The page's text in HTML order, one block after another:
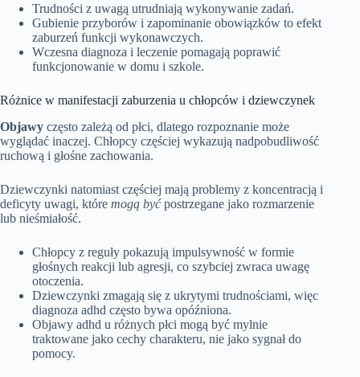
Trudności z uwagą utrudniają wykonywanie zadań.
Gubienie przyborów i zapominanie obowiązków to efekt
zaburzeń funkcji wykonawczych.
Wczesna diagnoza i leczenie pomagają poprawić
funkcjonowanie w domu i szkole.
Różnice w manifestacji zaburzenia u chłopców i dziewczynek
Objawy często zależą od płci, dlatego rozpoznanie może
wyglądać inaczej. Chłopcy częściej wykazują nadpobudliwość
ruchową i głośne zachowania.
Dziewczynki natomiast częściej mają problemy z koncentracją i
deficyty uwagi, które mogą byćpostrzegane jako rozmarzenie
lub nieśmiałość.
Chłopcy z reguły pokazują impulsywność w formie
głośnych reakcji lub agresji, co szybciej zwraca uwagę
otoczenia.
Dziewczynki zmagają się z ukrytymi trudnościami, więc
diagnoza adhd często bywa opóźniona.
Objawy adhd u różnych płci mogą być mylnie
traktowane jako cechy charakteru, nie jako sygnał do
pomocy.